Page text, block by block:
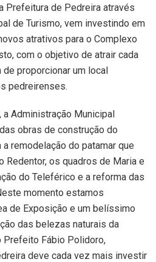
Prefeitura de Pedreira através
de Turismo, vem investindo em
atrativos para o Complexo
com o objetivo de atrair cada
proporcionar um local
pedreirenses.
Administração Municipal
obras de construção do
remodelação do patamar que
Redentor, os quadros de Maria e
do Teleférico e a reforma das
momento estamos
de Exposição e um belíssimo
das belezas naturais da
Prefeito Fábio Polidoro,
deve cada vez mais investir